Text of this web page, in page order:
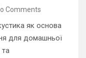
Comments
як основа
для домашньої
та